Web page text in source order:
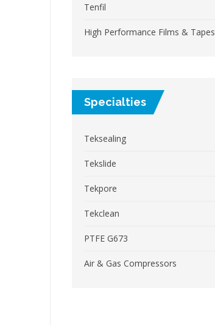
Tenfil
High Performance Films & Tapes
Specialties
Teksealing
Tekslide
Tekpore
Tekclean
PTFE G673
Air & Gas Compressors